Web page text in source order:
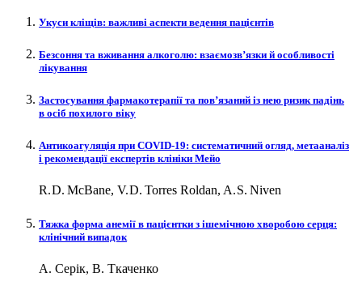
Укуси кліщів: важливі аспекти ведення пацієнтів
Безсоння та вживання алкоголю: взаємозв’язки й особливості
лікування
Застосування фармакотерапії та пов’язаний із нею ризик падінь
в осіб похилого віку
Антикоагуляція при COVID‑19: систематичний огляд, метааналіз
і рекомендації експертів клініки Мейо
R. D. McBane, V. D. Torres Roldan, A. S. Niven
Тяжка форма анемії в пацієнтки з ішемічною хворобою серця:
клінічний випадок
А. Серік, В. Ткаченко